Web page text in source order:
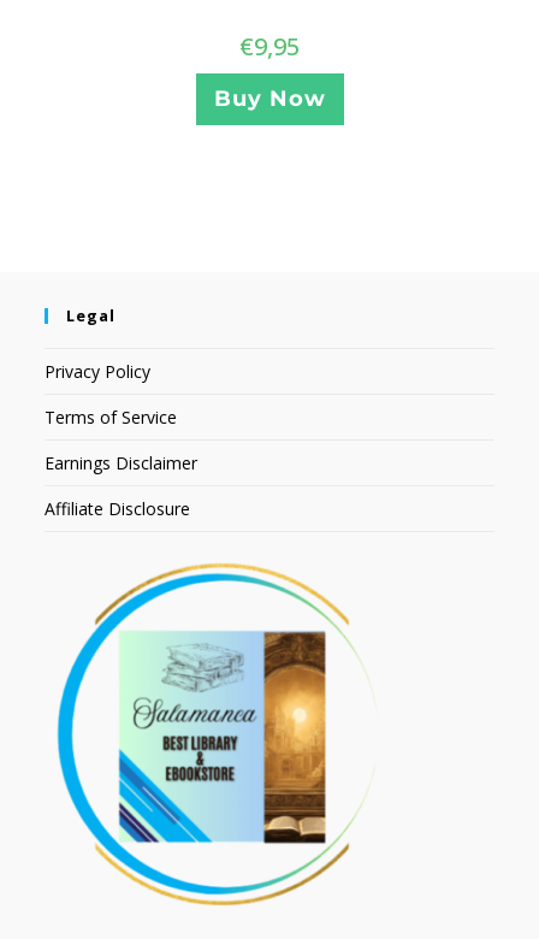
€9,95
Buy Now
Legal
Privacy Policy
Terms of Service
Earnings Disclaimer
Affiliate Disclosure